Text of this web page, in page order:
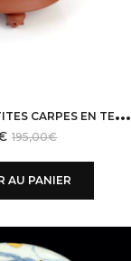
T
HÉIÈRE AUX 5 PETITES CARPES EN TERRE DE YIXING
195,00€
AU PANIER